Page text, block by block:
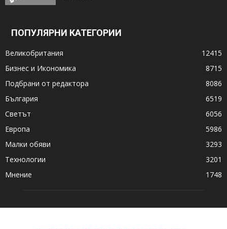
ПОПУЛЯРНИ КАТЕГОРИИ
Великобритания
12415
Бизнес и Икономика
8715
Подбрани от редактора
8086
България
6519
Светът
6056
Европа
5986
Малки обяви
3293
Технологии
3201
Мнение
1748